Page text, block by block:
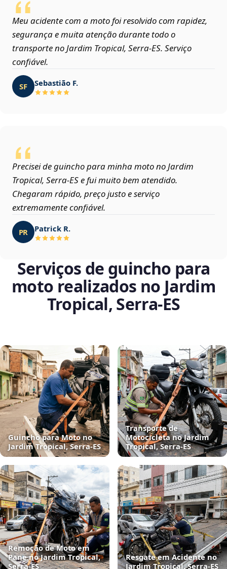
Meu acidente com a moto foi resolvido com rapidez,
segurança e muita atenção durante todo o
transporte no Jardim Tropical, Serra‑ES. Serviço
confiável.
SF Sebastião F.
Precisei de guincho para minha moto no Jardim
Tropical, Serra‑ES e fui muito bem atendido.
Chegaram rápido, preço justo e serviço
extremamente confiável.
PR Patrick R.
Serviços de guincho para
moto realizados no Jardim
Tropical, Serra‑ES
Guincho para Moto no
Jardim Tropical, Serra‑ES
Transporte de
Motocicleta no Jardim
Tropical, Serra‑ES
Remoção de Moto em
Pane no Jardim Tropical,
Serra‑ES
Resgate em Acidente no
Jardim Tropical, Serra‑ES